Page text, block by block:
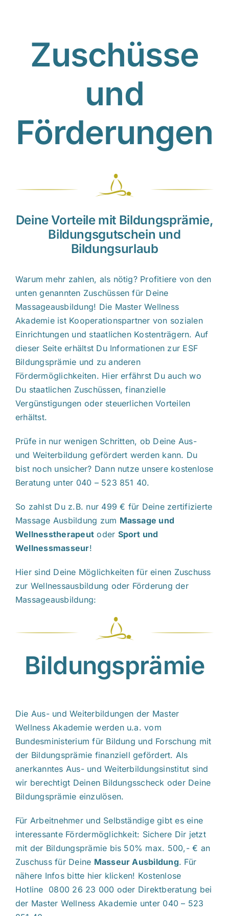
Zuschüsse
und
Förderungen
Deine Vorteile mit Bildungsprämie,
Bildungsgutschein und
Bildungsurlaub
Warum mehr zahlen, als nötig? Profitiere von den
unten genannten Zuschüssen für Deine
Massageausbildung! Die Master Wellness
Akademie ist Kooperationspartner von sozialen
Einrichtungen und staatlichen Kostenträgern. Auf
dieser Seite erhältst Du Informationen zur ESF
Bildungsprämie und zu anderen
Fördermöglichkeiten. Hier erfährst Du auch wo
Du staatlichen Zuschüssen, finanzielle
Vergünstigungen oder steuerlichen Vorteilen
erhältst.
Prüfe in nur wenigen Schritten, ob Deine Aus-
und Weiterbildung gefördert werden kann. Du
bist noch unsicher? Dann nutze unsere kostenlose
Beratung unter 040 – 523 851 40.
So zahlst Du z.B. nur 499 € für Deine zertifizierte
Massage Ausbildung zum Massage und
Wellnesstherapeut oder Sport und
Wellnessmasseur!
Hier sind Deine Möglichkeiten für einen Zuschuss
zur Wellnessausbildung oder Förderung der
Massageausbildung:
Bildungsprämie
Die Aus- und Weiterbildungen der Master
Wellness Akademie werden u.a. vom
Bundesministerium für Bildung und Forschung mit
der Bildungsprämie finanziell gefördert. Als
anerkanntes Aus- und Weiterbildungsinstitut sind
wir berechtigt Deinen Bildungsscheck oder Deine
Bildungsprämie einzulösen.
Für Arbeitnehmer und Selbständige gibt es eine
interessante Fördermöglichkeit: Sichere Dir jetzt
mit der Bildungsprämie bis 50% max. 500,- € an
Zuschuss für Deine Masseur Ausbildung. Für
nähere Infos bitte hier klicken! Kostenlose
Hotline 0800 26 23 000 oder Direktberatung bei
der Master Wellness Akademie unter 040 – 523